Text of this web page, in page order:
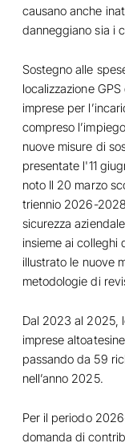
causano anche
danneggiano sia i
Sostegno alle
localizzazione
imprese per
compreso
nuove misure di
presentate l'11
noto Il 20 marzo
triennio 2026-
sicurezza
insieme ai colleghi
illustrato le nuove
metodologie di
Dal 2023 al 2025,
imprese
passando da 59
nell’anno 2025.
Per il periodo
domanda di